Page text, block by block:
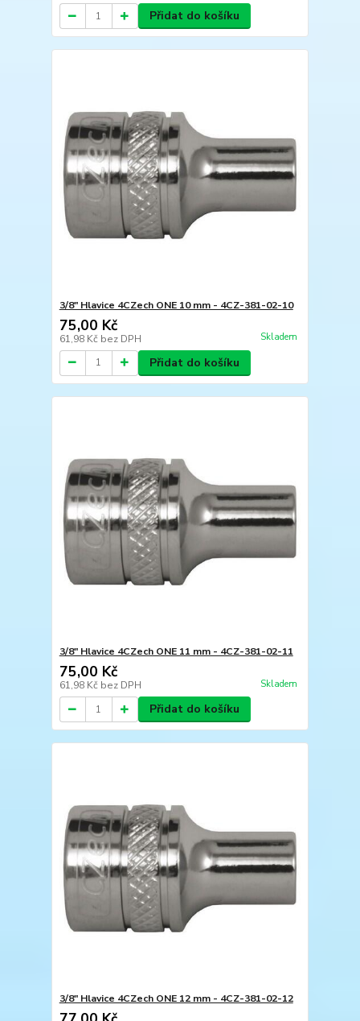
Přidat do košíku
3/8" Hlavice 4CZech ONE 10 mm - 4CZ-381-02-10
75,00 Kč
61,98 Kč bez DPH Skladem
Přidat do košíku
3/8" Hlavice 4CZech ONE 11 mm - 4CZ-381-02-11
75,00 Kč
61,98 Kč bez DPH Skladem
Přidat do košíku
3/8" Hlavice 4CZech ONE 12 mm - 4CZ-381-02-12